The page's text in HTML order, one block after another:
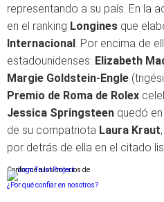
representando a su país. En la
en el ranking Longines que
Internacional. Por encima de
estadounidenses: Elizabeth
Margie Goldstein-Engle
Premio de Roma de Rolex
Jessica Springsteen quedó
de su compatriota Laura Kraut
por detrás de ella en el citado
Conforme a los criterios de
¿Por qué confiar en nosotros?